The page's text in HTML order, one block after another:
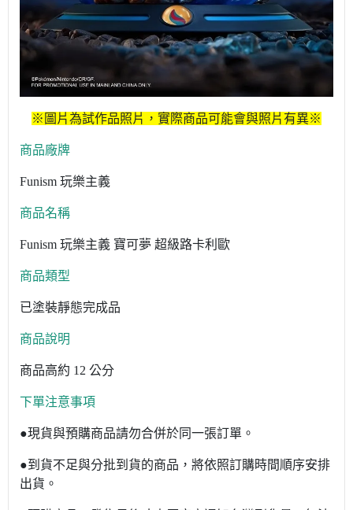
※圖片為試作品照片，實際商品可能會與照片有異※
商品廠牌
Funism 玩樂主義
商品名稱
Funism 玩樂主義 寶可夢 超級路卡利歐
商品類型
已塗裝靜態完成品
商品說明
商品高約 12 公分
下單注意事項
●現貨與預購商品請勿合併於同一張訂單。
●到貨不足與分批到貨的商品，將依照訂購時間順序安排
出貨。